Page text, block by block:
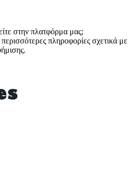
στην πλατφόρμα μας;
πληροφορίες σχετικά με